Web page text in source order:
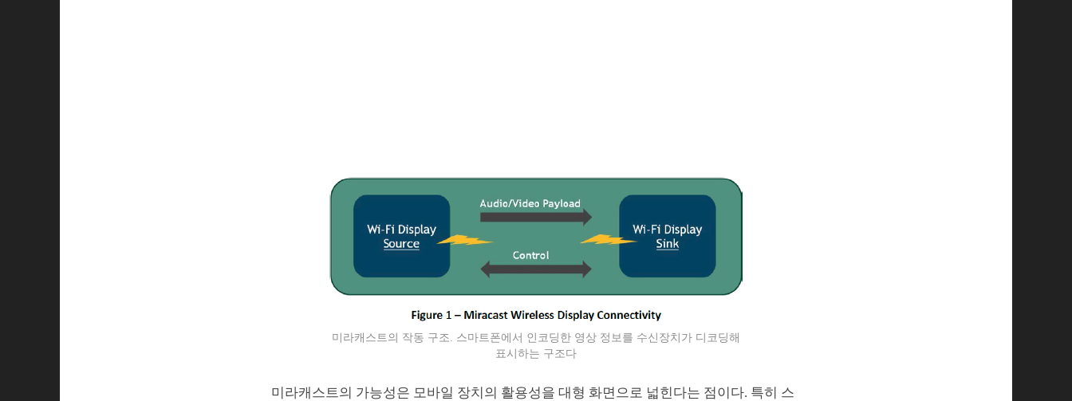
미라캐스트의 작동 구조. 스마트폰에서 인코딩한 영상 정보를 수신장치가 디코딩해
표시하는 구조다
미라캐스트의 가능성은 모바일 장치의 활용성을 대형 화면으로 넓힌다는 점이다. 특히 스